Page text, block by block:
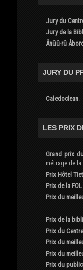
Jury du
Jury de la
Ânûû-rû
JURY DU
Caledoclean.
LES PRIX
Grand prix
métrage de
Prix Hôtel
Prix de la FOL
Prix du
Prix de la
Prix du
Prix du
Prix du
Prix du public